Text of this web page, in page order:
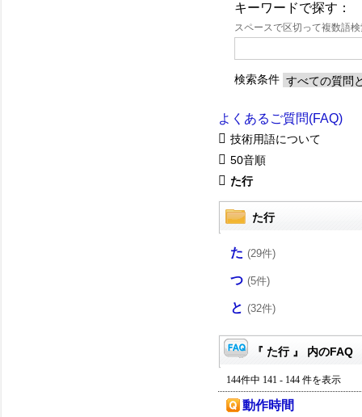
キーワードで探す：
スペースで区切って複数語
検索条件
よくあるご質問(FAQ)
技術用語について
50音順
た行
た行
た (29件)
つ (5件)
と (32件)
『 た行 』 内のFAQ
144件中 141 - 144 件を表示
動作時間